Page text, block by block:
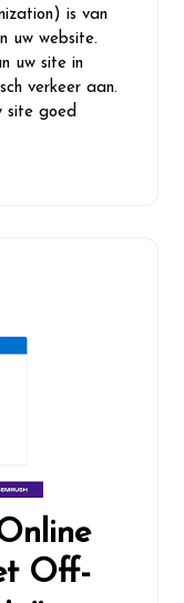
is van
uw website.
uw site in
verkeer aan.
site goed
Off-